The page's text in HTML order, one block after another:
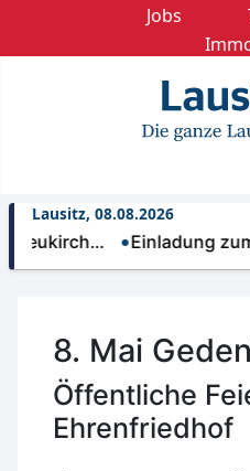
Jobs
Lausitz, 08.08.2026
Einladung zum
8. Mai
Öffentliche
Ehrenfriedhof